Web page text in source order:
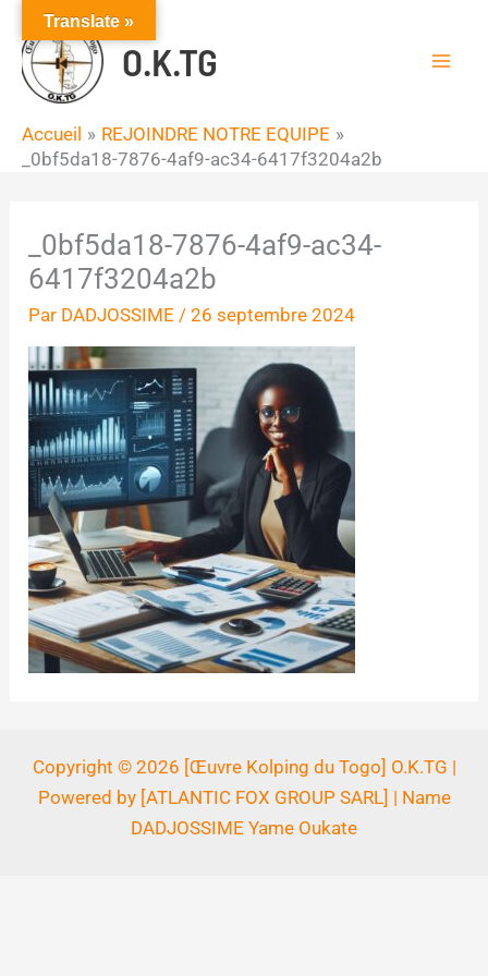
contenu
O.K.TG
Accueil
REJOINDRE NOTRE EQUIPE
_0bf5da18-7876-4af9-ac34-6417f3204a2b
_0bf5da18-7876-4af9-ac34-
6417f3204a2b
Par DADJOSSIME/26 septembre 2024
Copyright © 2026 [Œuvre Kolping du Togo] O.K.TG |
Powered by [ATLANTIC FOX GROUP SARL] | Name
DADJOSSIME Yame Oukate
Translate »